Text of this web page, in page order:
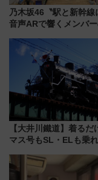
乃木坂46〝駅と新幹線
音声ARで響くメンバ
【大井川鐵道】着るだ
マス号もSL・ELも乗
受注販売